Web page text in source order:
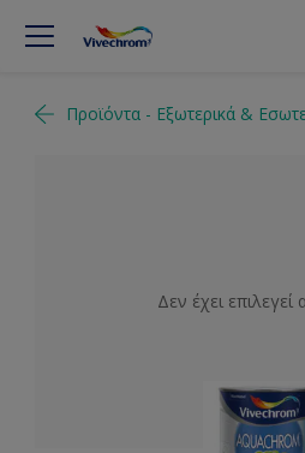
Προϊόντα - Εξωτερικά &
Δεν έχει